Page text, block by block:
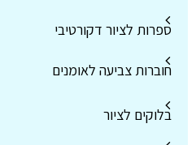
ספרות לציור דקורטיבי
חוברות צביעה לאומנים
בלוקים לציור